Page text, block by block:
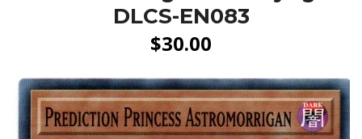
DLCS-EN083
$30.00